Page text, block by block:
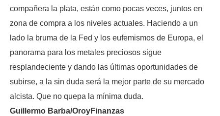
compañera la plata, están como pocas veces, juntos en
zona de compra a los niveles actuales. Haciendo a un
lado la bruma de la Fed y los eufemismos de Europa, el
panorama para los metales preciosos sigue
resplandeciente y dando las últimas oportunidades de
subirse, a la sin duda será la mejor parte de su mercado
alcista. Que no quepa la mínima duda.
Guillermo Barba/OroyFinanzas